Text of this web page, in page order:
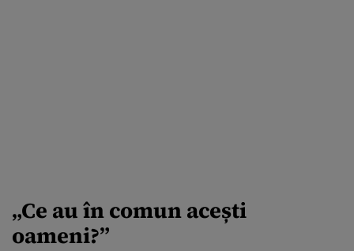
„Ce au în comun acești
oameni?”